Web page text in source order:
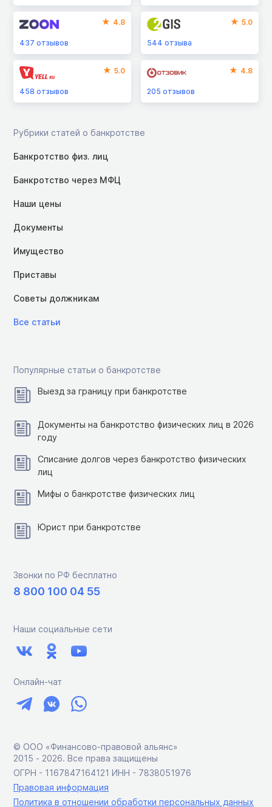
4.8
437 отзывов
5.0
544отзыва
5.0
458 отзывов
4.8
205отзывов
Рубрики статей о банкротстве
Банкротство физ. лиц
Банкротство через МФЦ
Наши цены
Документы
Имущество
Приставы
Советы должникам
Все статьи
Популярные статьи о банкротстве
Выезд за границу при банкротстве
Документы на банкротство физических лиц в 2026
году
Списание долгов через банкротство физических
лиц
Мифы о банкротстве физических лиц
Юрист при банкротстве
Звонки по РФ бесплатно
8 800 100 04 55
Наши социальные сети
Онлайн-чат
© ООО «Финансово-правовой альянс»
2015 ‑ 2026. Все права защищены
ОГРН - 1167847164121 ИНН - 7838051976
Правовая информация
Политика в отношении обработки персональных данных